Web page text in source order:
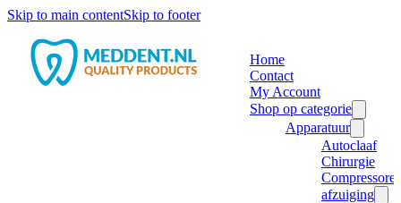
Skip to main contentSkip to footer
Home
Contact
My Account
Shop op categorie
Apparatuur
Autoclaaf
Chirurgie
afzuiging